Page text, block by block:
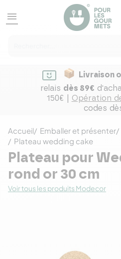
menu
Livraison
relais dès 89€
150€ | Opération
codes
Accueil Emballer et présenter
Plateau wedding cake
Plateau pour
rond or 30 cm
Voir tous les produits Modecor